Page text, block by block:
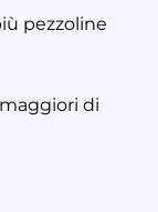
pezzoline
di